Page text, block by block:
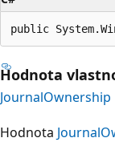
public
Hodnota
JournalOwnership
Hodnota